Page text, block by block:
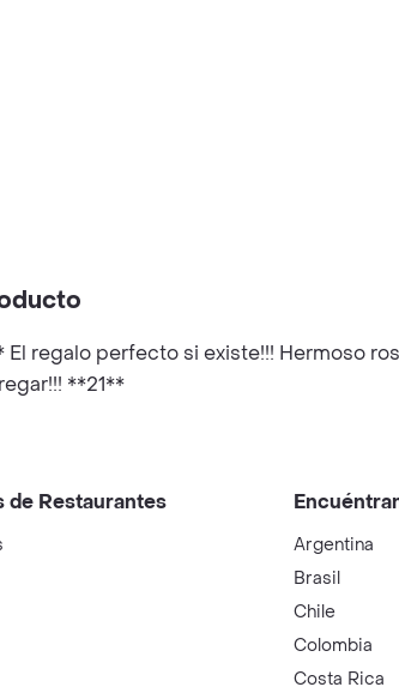
El regalo perfecto si existe!!! Hermoso
**21**
de Restaurantes
Argentina
Brasil
Chile
Colombia
Costa Rica